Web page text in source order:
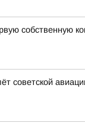
собственную
советской